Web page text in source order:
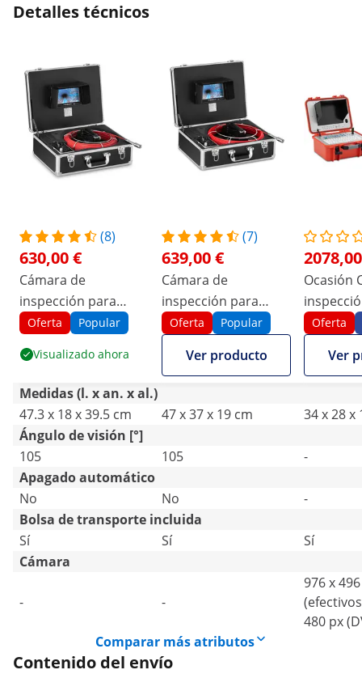
Detalles técnicos
(8)
630,00 €
Cámara de
inspección para
tuberías - 50 m - 12
Oferta Popular
Visualizado ahora
(7)
639,00 €
Cámara de
inspección para
tuberías - 30 m - 12
pantalla LED 7"
Oferta Popular
Ver producto
Ocasión
tuberías
LED -
Oferta
Ver
Medidas (l. x an. x al.)
47.3 x 18 x 39.5 cm
47 x 37 x 19 cm
34 x 28 x
Ángulo de visión [°]
105
105
-
Apagado automático
No
No
-
Bolsa de transporte incluida
Sí
Sí
Sí
Cámara
- -
976 x
480 px
Comparar más atributos
Contenido del envío